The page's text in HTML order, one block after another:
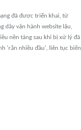
đã được triển khai, từ
dây vận hành website lậu,
nền tảng sau khi bị xử lý đã
'rắn nhiều đầu', liên tục biến